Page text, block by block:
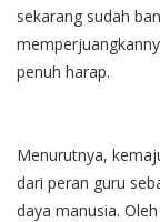
sekarang sudah
penuh harap.
Menurutnya,
dari peran guru
daya manusia.